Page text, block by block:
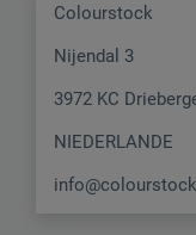
Colourstock
Nijendal 3
3972 KC
NIEDERLANDE